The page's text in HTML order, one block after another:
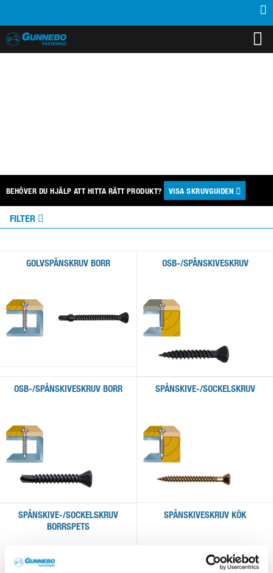
PRODUKTER
SUPPORT
KONTAKT
BEHÖVER DU HJÄLP ATT HITTA RÄTT PRODUKT? VISA SKRUVGUIDEN
FILTER
FARMARSKRUV
GIPSSKRUV
PLÅTSKRUV
SKIVSKRUV
SPÅNSKIVE- OCH SOCKELSKRUV
STÅLKONSTRUKTIONSKRUV
TILLBEHÖR
TRÄSKRUV
GOLVSPÅNSKRUV BORR OSB-/SPÅNSKIVESKRUV
OSB-/SPÅNSKIVESKRUV BORR SPÅNSKIVE-/SOCKELSKRUV
SPÅNSKIVE-/SOCKELSKRUV
BORRSPETS
SPÅNSKIVESKRUV KÖK